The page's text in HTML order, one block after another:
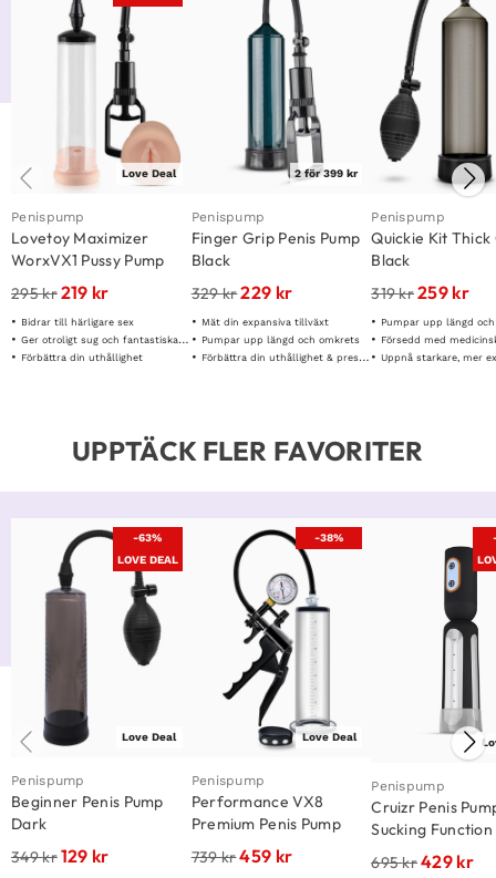
Love Deal
Penispump
Lovetoy Maximizer
WorxVX1 Pussy Pump
295kr219 kr
Bidrar till härligare sex
Ger otroligt sug och fantastiska resultat
Förbättra din uthållighet
2 för 399 kr
Penispump
Finger Grip Penis Pump
Black
329kr229 kr
Mät din expansiva tillväxt
Pumpar upp längd och omkrets
Förbättra din uthållighet & prestanda
Penispump
Quickie Kit Thick
Black
319kr259 kr
Pumpar upp längd
Försedd med
Uppnå starkare, mer
UPPTÄCK FLER FAVORITER
-63%
LOVE DEAL
Love Deal
Penispump
Beginner Penis Pump
Dark
349kr129 kr
-38%
Love Deal
Penispump
Performance VX8
Premium Penis Pump
739kr459 kr
Penispump
Cruizr Penis
Sucking Function
695kr429 kr